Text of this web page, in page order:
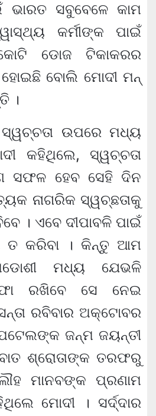
ଭାରତ ସବୁବେଳେ କାମ
କର୍ମୀଙ୍କ ପାଇଁ
ଡୋଜ ଟିକାକରର
ବୋଲି ମୋଦୀ ମନ୍
।
ଉପରେ ମଧ୍ୟ
କହିଥିଲେ, ସ୍ୱଚ୍ଚତା
ସଫଳ ହେବ ସେହି ଦିନ
ନାଗରିକ ସ୍ୱଚ୍ଛତାକୁ
। ଏବେ ଦୀପାବଳି ପାଇଁ
ତ କରିବା । କିନ୍ତୁ ଆମ
ମଧ୍ୟ ଯେଭଳି
ରଖିବେ ସେ ନେଇ
ରବିବାର ଅକ୍ଟୋବର
ପଟେଲଙ୍କ ଜନ୍ମ ଜୟନ୍ତୀ
ଶ୍ରୋତାଙ୍କ ତରଫରୁ
ମାନବଙ୍କ ପ୍ରଣାମ
ମୋଦୀ । ସର୍ଦ୍ଦାର